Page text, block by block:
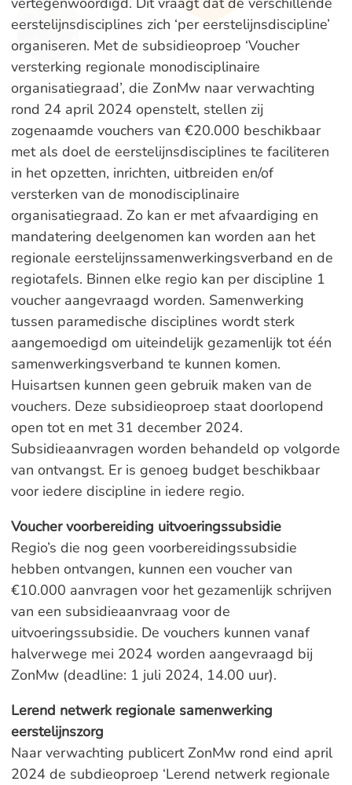
eerstelijnsdisciplines zich ‘per eerstelijnsdiscipline’
organiseren. Met de subsidieoproep ‘Voucher
versterking regionale monodisciplinaire
organisatiegraad’, die ZonMw naar verwachting
rond 24 april 2024 openstelt, stellen zij
zogenaamde vouchers van €20.000 beschikbaar
met als doel de eerstelijnsdisciplines te faciliteren
in het opzetten, inrichten, uitbreiden en/of
versterken van de monodisciplinaire
organisatiegraad. Zo kan er met afvaardiging en
mandatering deelgenomen kan worden aan het
regionale eerstelijnssamenwerkingsverband en de
regiotafels. Binnen elke regio kan per discipline 1
voucher aangevraagd worden. Samenwerking
tussen paramedische disciplines wordt sterk
aangemoedigd om uiteindelijk gezamenlijk tot één
samenwerkingsverband te kunnen komen.
Huisartsen kunnen geen gebruik maken van de
vouchers. Deze subsidieoproep staat doorlopend
open tot en met 31 december 2024.
Subsidieaanvragen worden behandeld op volgorde
van ontvangst. Er is genoeg budget beschikbaar
voor iedere discipline in iedere regio.
Voucher voorbereiding uitvoeringssubsidie
Regio’s die nog geen voorbereidingssubsidie
hebben ontvangen, kunnen een voucher van
€10.000 aanvragen voor het gezamenlijk schrijven
van een subsidieaanvraag voor de
uitvoeringssubsidie. De vouchers kunnen vanaf
halverwege mei 2024 worden aangevraagd bij
ZonMw (deadline: 1 juli 2024, 14.00 uur).
Lerend netwerk regionale samenwerking
eerstelijnszorg
Naar verwachting publicert ZonMw rond eind april
2024 de subdieoproep ‘Lerend netwerk regionale